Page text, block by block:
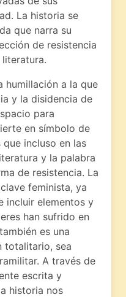
La historia se
que narra su
de resistencia
humillación a la que
y la disidencia de
para
en símbolo de
incluso en las
y la palabra
de resistencia. La
feminista, ya
incluir elementos y
han sufrido en
es una
totalitario, sea
A través de
escrita y
historia nos